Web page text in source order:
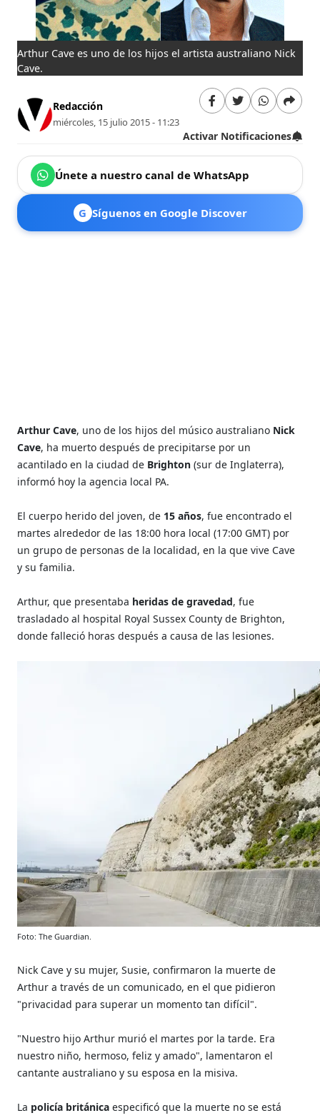
Arthur Cave es uno de los hijos el artista australiano Nick
Cave.
Redacción
miércoles, 15 julio 2015 - 11:23
Activar Notificaciones
Únete a nuestro canal de WhatsApp
G Síguenos en Google Discover
Arthur Cave, uno de los hijos del músico australiano Nick
Cave, ha muerto después de precipitarse por un
acantilado en la ciudad de Brighton(sur de Inglaterra),
informó hoy la agencia local PA.
El cuerpo herido del joven, de 15 años, fue encontrado el
martes alrededor de las 18:00 hora local (17:00 GMT) por
un grupo de personas de la localidad, en la que vive Cave
y su familia.
Arthur, que presentaba heridas de gravedad, fue
trasladado al hospital Royal Sussex County de Brighton,
donde falleció horas después a causa de las lesiones.
Foto: The Guardian.
Nick Cave y su mujer, Susie, confirmaron la muerte de
Arthur a través de un comunicado, en el que pidieron
"privacidad para superar un momento tan difícil".
"Nuestro hijo Arthur murió el martes por la tarde. Era
nuestro niño, hermoso, feliz y amado", lamentaron el
cantante australiano y su esposa en la misiva.
La policía británica especificó que la muerte no se está